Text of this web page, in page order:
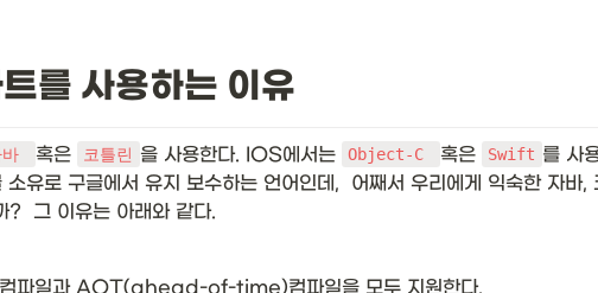
를 사용하는 이유
바 혹은 코틀린 을 사용한다. IOS에서는 Object-C 혹은 Swift 를 사
유로 구글에서 유지 보수하는 언어인데,  어째서 우리에게 익숙한 자바
?  그 이유는 아래와 같다.
일과 AOT(ahead-of-time)컴파일을 모두 지원한다.